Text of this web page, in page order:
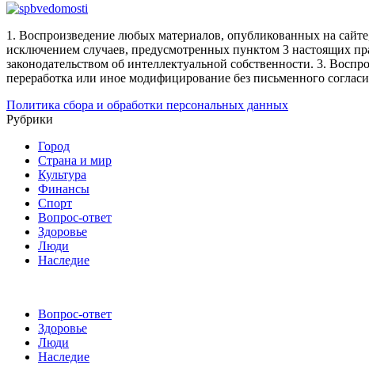
1. Воспроизведение любых материалов, опубликованных на
исключением случаев, предусмотренных пунктом 3 настоящих
законодательством об интеллектуальной собственности. 3.
переработка или иное модифицирование без письменного
Политика сбора и обработки персональных данных
Рубрики
Город
Страна и мир
Культура
Финансы
Спорт
Вопрос-ответ
Здоровье
Люди
Наследие
Вопрос-ответ
Здоровье
Люди
Наследие